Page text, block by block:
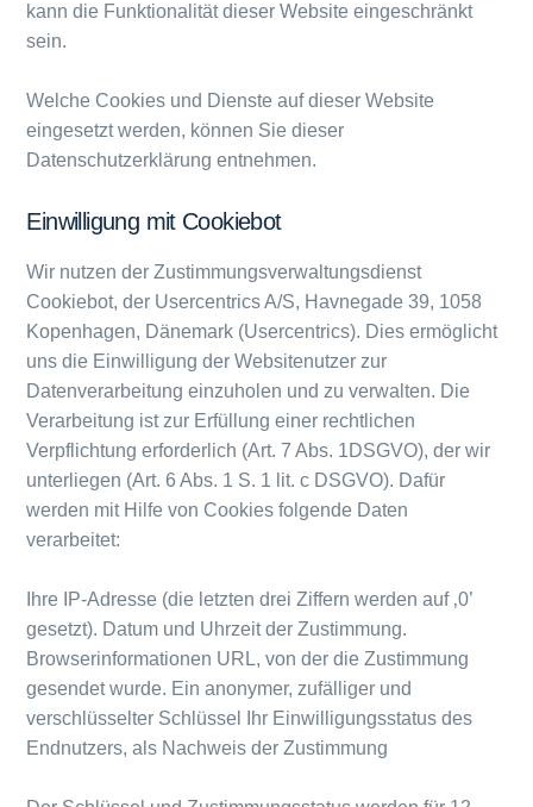
kann die Funktionalität dieser Website eingeschränkt
sein.
Welche Cookies und Dienste auf dieser Website
eingesetzt werden, können Sie dieser
Datenschutzerklärung entnehmen.
Einwilligung mit Cookiebot
Wir nutzen der Zustimmungsverwaltungsdienst
Cookiebot, der Usercentrics A/S, Havnegade 39, 1058
Kopenhagen, Dänemark (Usercentrics). Dies ermöglicht
uns die Einwilligung der Websitenutzer zur
Datenverarbeitung einzuholen und zu verwalten. Die
Verarbeitung ist zur Erfüllung einer rechtlichen
Verpflichtung erforderlich (Art. 7 Abs. 1DSGVO), der wir
unterliegen (Art. 6 Abs. 1 S. 1 lit. c DSGVO). Dafür
werden mit Hilfe von Cookies folgende Daten
verarbeitet:
Ihre IP-Adresse (die letzten drei Ziffern werden auf ‚0’
gesetzt). Datum und Uhrzeit der Zustimmung.
Browserinformationen URL, von der die Zustimmung
gesendet wurde. Ein anonymer, zufälliger und
verschlüsselter Schlüssel Ihr Einwilligungsstatus des
Endnutzers, als Nachweis der Zustimmung